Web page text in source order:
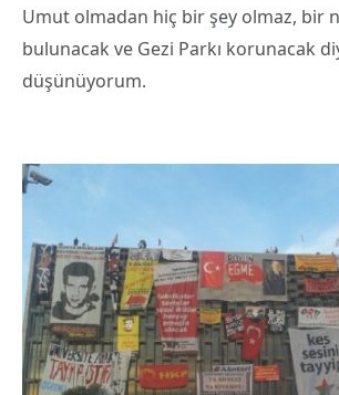
Umut olmadan hiç bir şey olmaz, bir
bulunacak ve Gezi Parkı korunacak
düşünüyorum.